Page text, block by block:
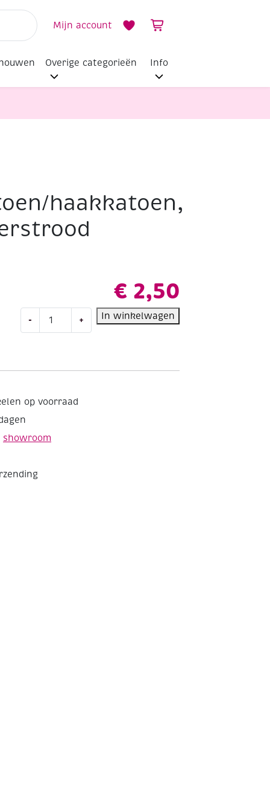
Mijn account
Overige categorieën Info
haakkatoen,
€ 2,50
-
borduurkatoen/haakkatoen,
+ In winkelwagen
op voorraad
showroom